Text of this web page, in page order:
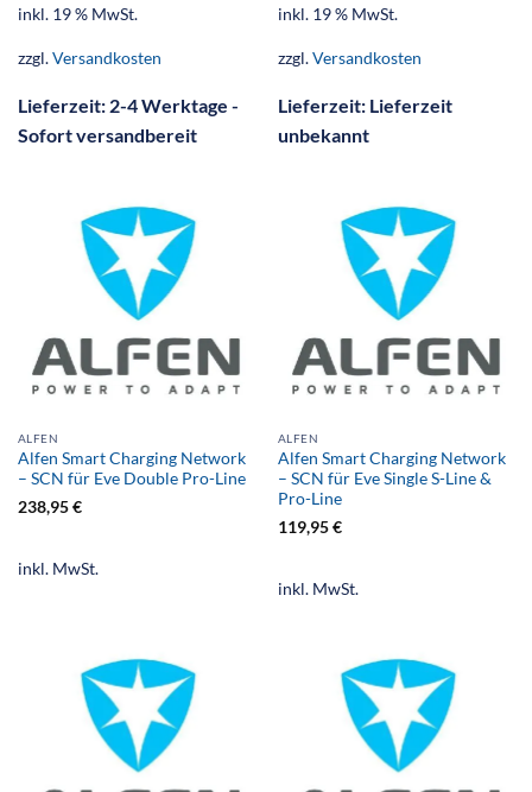
inkl. 19 % MwSt.
zzgl.Versandkosten
Lieferzeit: 2-4 Werktage -
Sofort versandbereit
inkl. 19 % MwSt.
zzgl.Versandkosten
Lieferzeit: Lieferzeit
unbekannt
ALFEN
Alfen Smart Charging Network
– SCN für Eve Double Pro-Line
238,95€
inkl. MwSt.
ALFEN
Alfen Smart Charging Network
– SCN für Eve Single S-Line &
Pro-Line
119,95€
inkl. MwSt.